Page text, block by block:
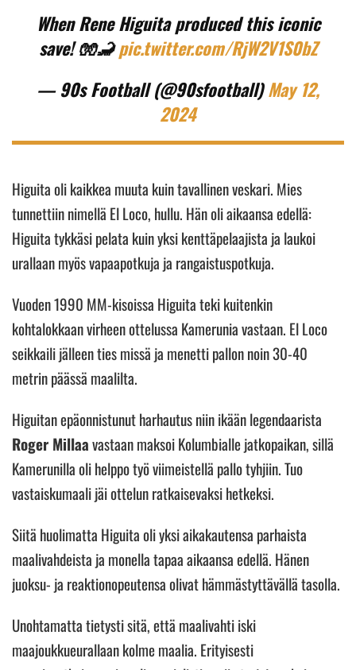
When Rene Higuita produced this iconic
save! 🧤🦂pic.twitter.com/RjW2V1S0bZ
— 90s Football (@90sfootball)May 12,
2024
Higuita oli kaikkea muuta kuin tavallinen veskari. Mies
tunnettiin nimellä El Loco, hullu. Hän oli aikaansa edellä:
Higuita tykkäsi pelata kuin yksi kenttäpelaajista ja laukoi
urallaan myös vapaapotkuja ja rangaistuspotkuja.
Vuoden 1990 MM-kisoissa Higuita teki kuitenkin
kohtalokkaan virheen ottelussa Kamerunia vastaan. El Loco
seikkaili jälleen ties missä ja menetti pallon noin 30-40
metrin päässä maalilta.
Higuitan epäonnistunut harhautus niin ikään legendaarista
Roger Millaavastaan maksoi Kolumbialle jatkopaikan, sillä
Kamerunilla oli helppo työ viimeistellä pallo tyhjiin. Tuo
vastaiskumaali jäi ottelun ratkaisevaksi hetkeksi.
Siitä huolimatta Higuita oli yksi aikakautensa parhaista
maalivahdeista ja monella tapaa aikaansa edellä. Hänen
juoksu- ja reaktionopeutensa olivat hämmästyttävällä tasolla.
Unohtamatta tietysti sitä, että maalivahti iski
maajoukkueurallaan kolme maalia. Erityisesti